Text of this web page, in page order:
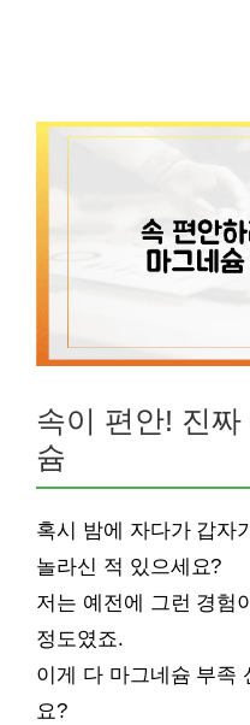
속이 편안! 진짜
슘
혹시 밤에 자다가 갑자
놀라신 적 있으세요?
저는 예전에 그런 경험
정도였죠.
이게 다 마그네슘 부족
요?